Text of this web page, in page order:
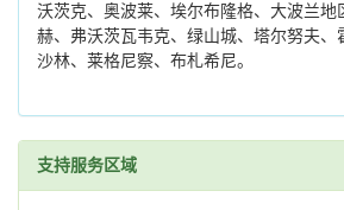
沃茨克、奥波莱、埃尔布隆格、大波兰地
赫、弗沃茨瓦韦克、绿山城、塔尔努夫、
沙林、莱格尼察、布札希尼。
支持服务区域